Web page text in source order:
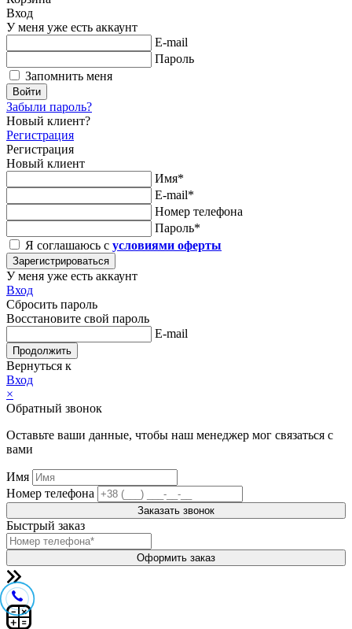
Вход
У меня уже есть аккаунт
E-mail
Пароль
Запомнить меня
Войти
Забыли пароль?
Новый клиент?
Регистрация
Регистрация
Новый клиент
Имя*
E-mail*
Номер телефона
Пароль*
Я соглашаюсь с условиями оферты
Зарегистрироваться
У меня уже есть аккаунт
Вход
Сбросить пароль
Восстановите свой пароль
E-mail
Продолжить
Вернуться к
Вход
×
Обратный звонок
Оставьте ваши данные, чтобы наш менеджер мог связаться с
вами
Имя
Номер телефона
Заказать звонок
Быстрый заказ
Оформить заказ